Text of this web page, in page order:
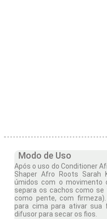
Modo de Uso
Após o uso do Conditioner
Shaper Afro Roots
úmidos com o movimento
separa os cachos como
como pente, com
para cima para ativar sua
difusor para secar os fios.